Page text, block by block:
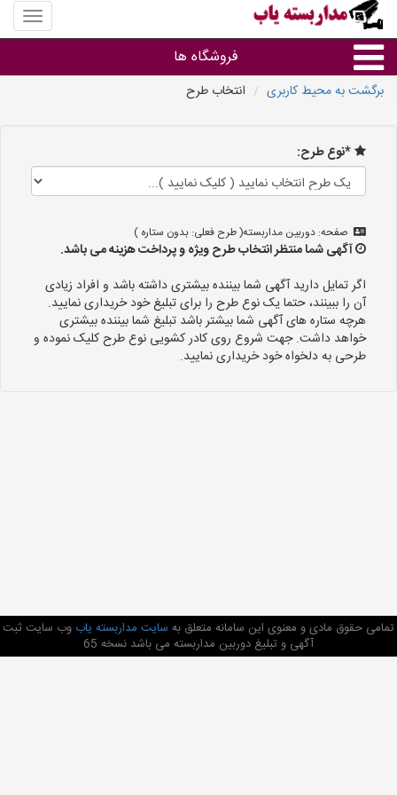
منوی
سایت
یاب
فروشگاه ها
براساس برند
برگشت به محیط کاربری انتخاب طرح
*نوع طرح:
صفحه: دوربین مداربسته( طرح فعلی: بدون ستاره )
آگهی شما منتظر انتخاب طرح ویژه و پرداخت هزینه می باشد.
اگر تمایل دارید آگهی شما بیننده بیشتری داشته باشد و افراد زیادی
آن را ببینند، حتما یک نوع طرح را برای تبلیغ خود خریداری نمایید.
هرچه ستاره های آگهی شما بیشتر باشد تبلیغ شما بیننده بیشتری
خواهد داشت. جهت شروع روی کادر کشویی نوع طرح کلیک نموده و
طرحی به دلخواه خود خریداری نمایید.
تمامی حقوق مادی و معنوی این سامانه متعلق به سایت مداربسته یاب وب سایت ثبت
آگهی و تبلیغ دوربین مداربسته می باشد نسخه 65